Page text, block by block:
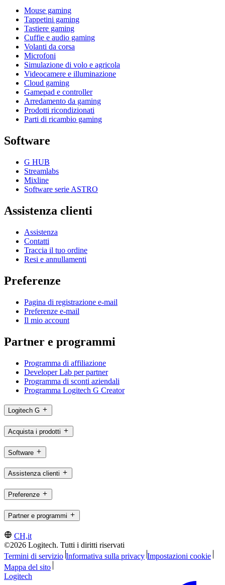
Mouse gaming
Tappetini gaming
Tastiere gaming
Cuffie e audio gaming
Volanti da corsa
Microfoni
Simulazione di volo e agricola
Videocamere e illuminazione
Cloud gaming
Gamepad e controller
Arredamento da gaming
Prodotti ricondizionati
Parti di ricambio gaming
Software
G HUB
Streamlabs
Mixline
Software serie ASTRO
Assistenza clienti
Assistenza
Contatti
Traccia il tuo ordine
Resi e annullamenti
Preferenze
Pagina di registrazione e-mail
Preferenze e-mail
Il mio account
Partner e programmi
Programma di affiliazione
Developer Lab per partner
Programma di sconti aziendali
Programma Logitech G Creator
Logitech G
Acquista i prodotti
Software
Assistenza clienti
Preferenze
Partner e programmi
CH,it
©2026 Logitech. Tutti i diritti riservati
Termini di servizio Informativa sulla privacy Impostazioni cookie
Mappa del sito
Logitech